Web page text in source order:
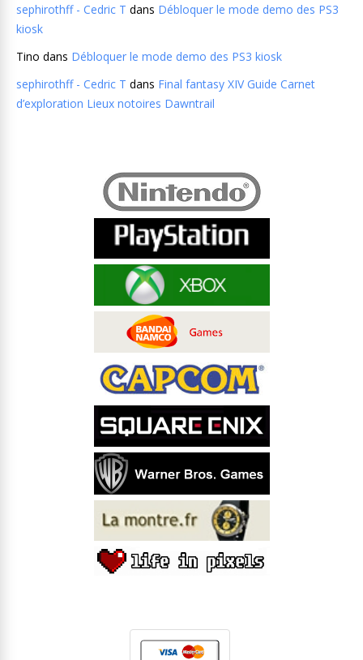
sephirothff - Cedric T dans Débloquer le mode demo des PS3
kiosk
Tino dans Débloquer le mode demo des PS3 kiosk
sephirothff - Cedric T dans Final fantasy XIV Guide Carnet
d’exploration Lieux notoires Dawntrail